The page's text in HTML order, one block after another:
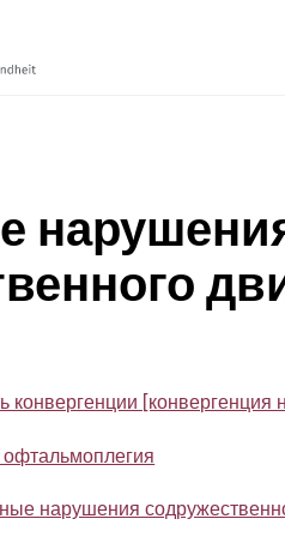
конвергенции
офтальмоплегия
нарушения